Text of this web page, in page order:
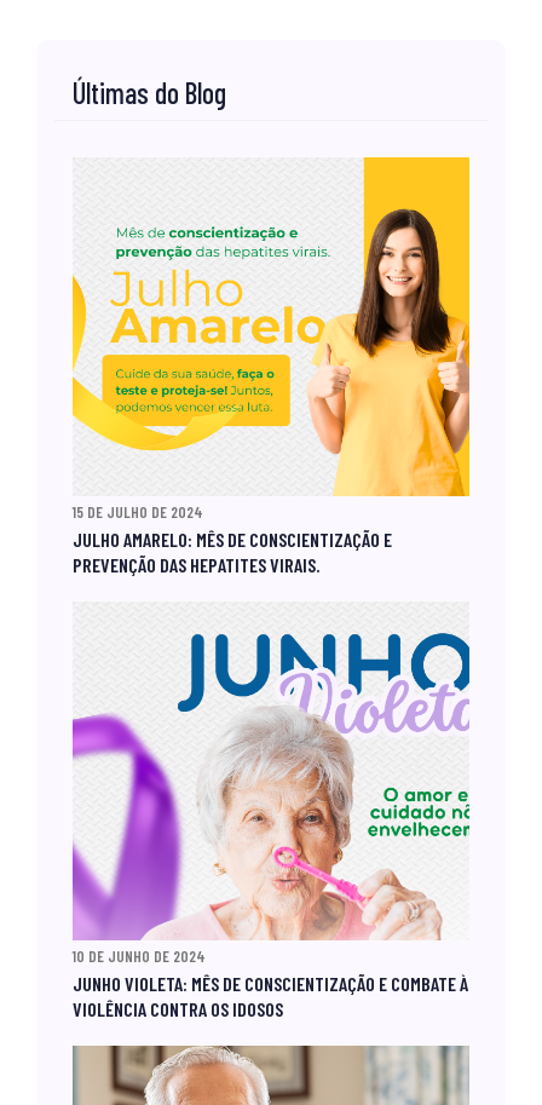
Últimas do Blog
15 DE JULHO DE 2024
JULHO AMARELO: MÊS DE CONSCIENTIZAÇÃO E
PREVENÇÃO DAS HEPATITES VIRAIS.
10 DE JUNHO DE 2024
JUNHO VIOLETA: MÊS DE CONSCIENTIZAÇÃO E COMBATE À
VIOLÊNCIA CONTRA OS IDOSOS